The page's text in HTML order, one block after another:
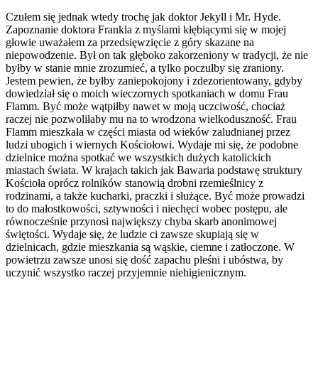
Czułem się jednak wtedy trochę jak doktor Jekyll i Mr. Hyde.
Zapoznanie doktora Frankla z myślami kłębiącymi się w mojej
głowie uważałem za przedsięwzięcie z góry skazane na
niepowodzenie. Był on tak głęboko zakorzeniony w tradycji, że nie
byłby w stanie mnie zrozumieć, a tylko poczułby się zraniony.
Jestem pewien, że byłby zaniepokojony i zdezorientowany, gdyby
dowiedział się o moich wieczornych spotkaniach w domu Frau
Flamm. Być może wątpiłby nawet w moją uczciwość, chociaż
raczej nie pozwoliłaby mu na to wrodzona wielkoduszność. Frau
Flamm mieszkała w części miasta od wieków zaludnianej przez
ludzi ubogich i wiernych Kościołowi. Wydaje mi się, że podobne
dzielnice można spotkać we wszystkich dużych katolickich
miastach świata. W krajach takich jak Bawaria podstawę struktury
Kościoła oprócz rolników stanowią drobni rzemieślnicy z
rodzinami, a także kucharki, praczki i służące. Być może prowadzi
to do małostkowości, sztywności i niechęci wobec postępu, ale
równocześnie przynosi największy chyba skarb anonimowej
świętości. Wydaje się, że ludzie ci zawsze skupiają się w
dzielnicach, gdzie mieszkania są wąskie, ciemne i zatłoczone. W
powietrzu zawsze unosi się dość zapachu pleśni i ubóstwa, by
uczynić wszystko raczej przyjemnie niehigienicznym.